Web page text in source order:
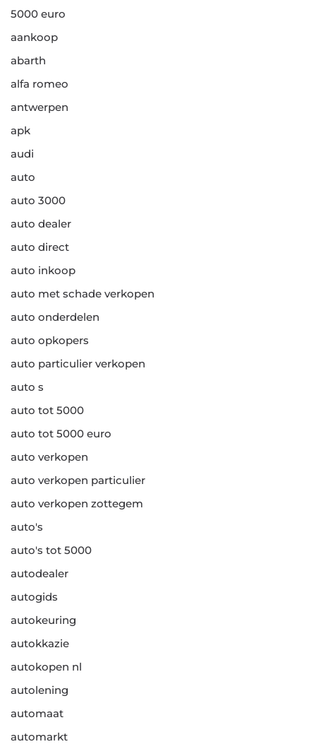
5000 euro
aankoop
abarth
alfa romeo
antwerpen
apk
audi
auto
auto 3000
auto dealer
auto direct
auto inkoop
auto met schade verkopen
auto onderdelen
auto opkopers
auto particulier verkopen
auto s
auto tot 5000
auto tot 5000 euro
auto verkopen
auto verkopen particulier
auto verkopen zottegem
auto's
auto's tot 5000
autodealer
autogids
autokeuring
autokkazie
autokopen nl
autolening
automaat
automarkt